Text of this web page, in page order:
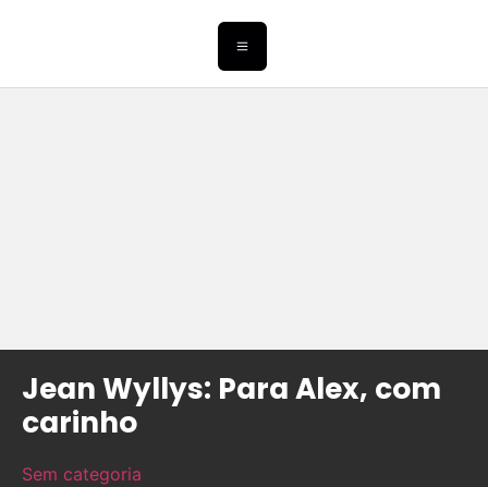
Jean Wyllys: Para Alex, com
carinho
Sem categoria